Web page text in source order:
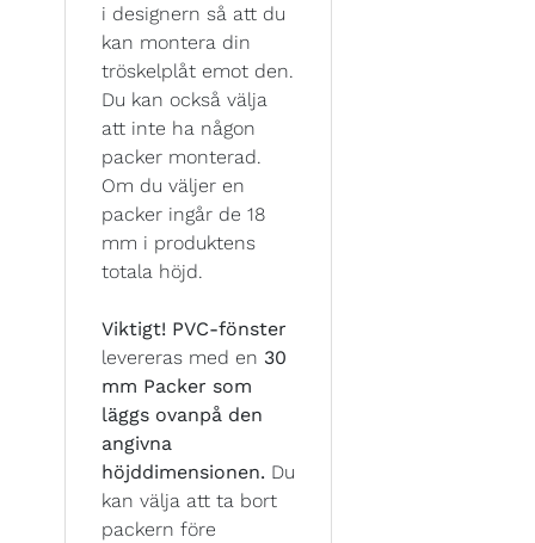
i designern så att du
kan montera din
tröskelplåt emot den.
Du kan också välja
att inte ha någon
packer monterad.
Om du väljer en
packer ingår de 18
mm i produktens
totala höjd.
Viktigt! PVC-fönster
levereras med en 30
mm Packer som
läggs ovanpå den
angivna
höjddimensionen. Du
kan välja att ta bort
packern före